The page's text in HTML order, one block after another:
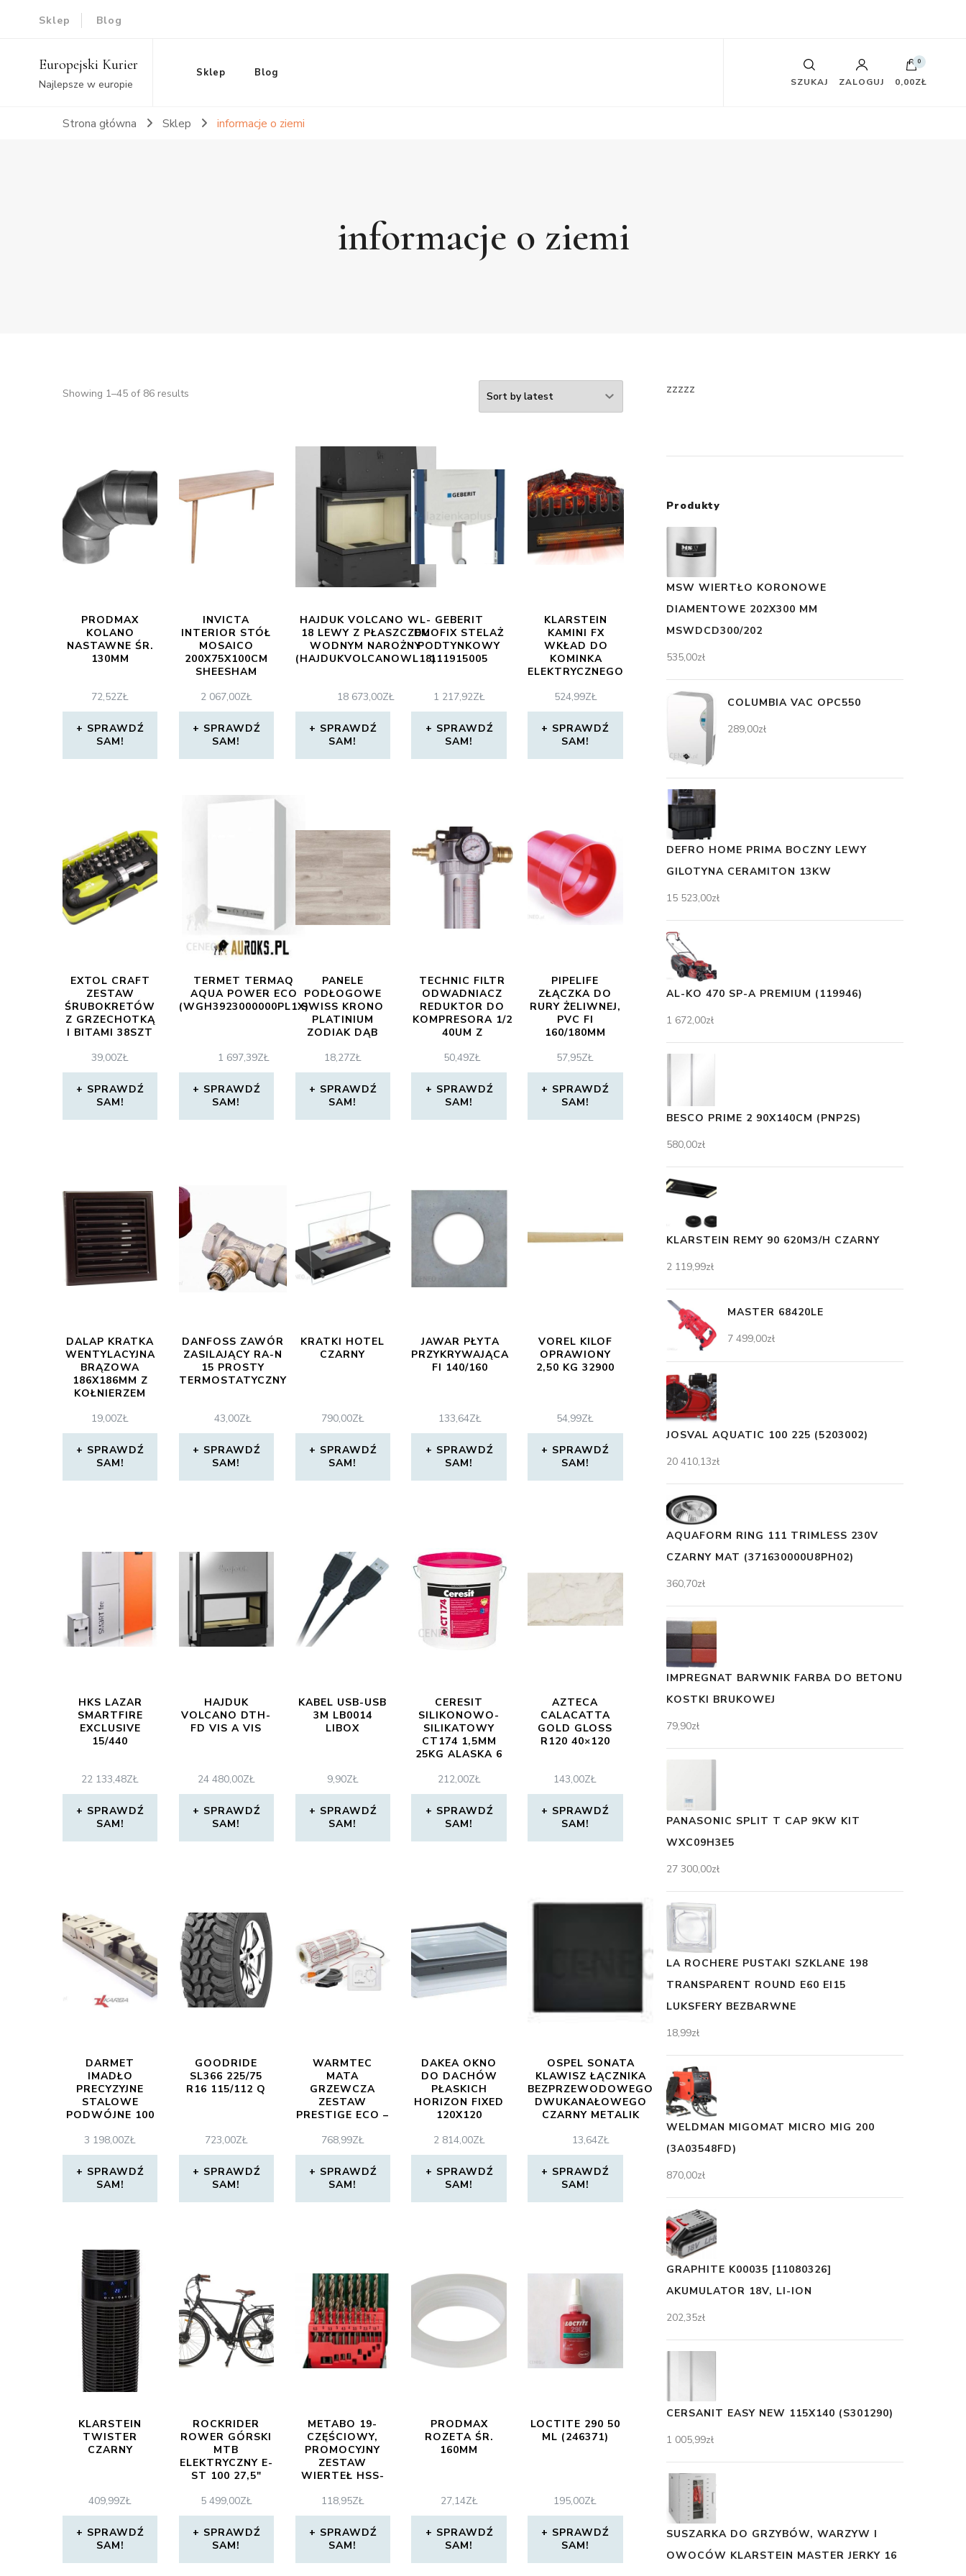
Sklep Blog
Europejski Kurier
Najlepsze w europie
Sklep Blog
SZUKAJ ZALOGUJ
0
0,00ZŁ
Strona główna Sklep informacje o ziemi
informacje o ziemi
Showing 1–45 of 86 results
PRODMAX
KOLANO
NASTAWNE ŚR.
130MM
72,52ZŁ
SPRAWDŹ
SAM!
INVICTA
INTERIOR STÓŁ
MOSAICO
200X75X100CM
SHEESHAM
2 067,00ZŁ
SPRAWDŹ
SAM!
HAJDUK VOLCANO WL-
18 LEWY Z PŁASZCZEM
WODNYM NAROŻNY
(HAJDUKVOLCANOWL18)
18 673,00ZŁ
SPRAWDŹ
SAM!
GEBERIT
DUOFIX STELAŻ
PODTYNKOWY
111915005
1 217,92ZŁ
SPRAWDŹ
SAM!
KLARSTEIN
KAMINI FX
WKŁAD DO
KOMINKA
ELEKTRYCZNEGO
524,99ZŁ
SPRAWDŹ
SAM!
EXTOL CRAFT
ZESTAW
ŚRUBOKRETÓW
Z GRZECHOTKĄ
I BITAMI 38SZT
39,00ZŁ
SPRAWDŹ
SAM!
TERMET TERMAQ
AQUA POWER ECO
(WGH3923000000PL1X)
1 697,39ZŁ
SPRAWDŹ
SAM!
PANELE
PODŁOGOWE
SWISS KRONO
PLATINIUM
ZODIAK DĄB
18,27ZŁ
SPRAWDŹ
SAM!
TECHNIC FILTR
ODWADNIACZ
REDUKTOR DO
KOMPRESORA 1/2
40UM Z
(AFR80440WS)
50,49ZŁ
SPRAWDŹ
SAM!
PIPELIFE
ZŁĄCZKA DO
RURY ŻELIWNEJ,
PVC FI
160/180MM
57,95ZŁ
SPRAWDŹ
SAM!
DALAP KRATKA
WENTYLACYJNA
BRĄZOWA
186X186MM Z
KOŁNIERZEM
19,00ZŁ
SPRAWDŹ
SAM!
DANFOSS ZAWÓR
ZASILAJĄCY RA-N
15 PROSTY
TERMOSTATYCZNY
43,00ZŁ
SPRAWDŹ
SAM!
KRATKI HOTEL
CZARNY
790,00ZŁ
SPRAWDŹ
SAM!
JAWAR PŁYTA
PRZYKRYWAJĄCA
FI 140/160
133,64ZŁ
SPRAWDŹ
SAM!
VOREL KILOF
OPRAWIONY
2,50 KG 32900
54,99ZŁ
SPRAWDŹ
SAM!
HKS LAZAR
SMARTFIRE
EXCLUSIVE
15/440
22 133,48ZŁ
SPRAWDŹ
SAM!
HAJDUK
VOLCANO DTH-
FD VIS A VIS
24 480,00ZŁ
SPRAWDŹ
SAM!
KABEL USB-USB
3M LB0014
LIBOX
9,90ZŁ
SPRAWDŹ
SAM!
CERESIT
SILIKONOWO-
SILIKATOWY
CT174 1,5MM
25KG ALASKA 6
212,00ZŁ
SPRAWDŹ
SAM!
AZTECA
CALACATTA
GOLD GLOSS
R120 40×120
143,00ZŁ
SPRAWDŹ
SAM!
DARMET
IMADŁO
PRECYZYJNE
STALOWE
PODWÓJNE 100
100/2×90
FPZD1002X90
3 198,00ZŁ
SPRAWDŹ
SAM!
GOODRIDE
SL366 225/75
R16 115/112 Q
723,00ZŁ
SPRAWDŹ
SAM!
WARMTEC
MATA
GRZEWCZA
ZESTAW
PRESTIGE ECO –
(0,5X8M)
768,99ZŁ
SPRAWDŹ
SAM!
DAKEA OKNO
DO DACHÓW
PŁASKICH
HORIZON FIXED
120X120
2 814,00ZŁ
SPRAWDŹ
SAM!
OSPEL SONATA
KLAWISZ ŁĄCZNIKA
BEZPRZEWODOWEGO
DWUKANAŁOWEGO
CZARNY METALIK
13,64ZŁ
SPRAWDŹ
SAM!
KLARSTEIN
TWISTER
CZARNY
409,99ZŁ
SPRAWDŹ
SAM!
ROCKRIDER
ROWER GÓRSKI
MTB
ELEKTRYCZNY E-
ST 100 27,5″
5 499,00ZŁ
SPRAWDŹ
SAM!
METABO 19-
CZĘŚCIOWY,
PROMOCYJNY
ZESTAW
WIERTEŁ HSS-
118,95ZŁ
SPRAWDŹ
SAM!
PRODMAX
ROZETA ŚR.
160MM
27,14ZŁ
SPRAWDŹ
SAM!
LOCTITE 290 50
ML (246371)
195,00ZŁ
SPRAWDŹ
SAM!
zzzzz
Produkty
MSW WIERTŁO KORONOWE
DIAMENTOWE 202X300 MM
MSWDCD300/202
535,00zł
COLUMBIA VAC OPC550
289,00zł
DEFRO HOME PRIMA BOCZNY LEWY
GILOTYNA CERAMITON 13KW
15 523,00zł
AL-KO 470 SP-A PREMIUM (119946)
1 672,00zł
BESCO PRIME 2 90X140CM (PNP2S)
580,00zł
KLARSTEIN REMY 90 620M3/H CZARNY
2 119,99zł
MASTER 68420LE
7 499,00zł
JOSVAL AQUATIC 100 225 (5203002)
20 410,13zł
AQUAFORM RING 111 TRIMLESS 230V
CZARNY MAT (371630000U8PH02)
360,70zł
IMPREGNAT BARWNIK FARBA DO BETONU
KOSTKI BRUKOWEJ
79,90zł
PANASONIC SPLIT T CAP 9KW KIT
WXC09H3E5
27 300,00zł
LA ROCHERE PUSTAKI SZKLANE 198
TRANSPARENT ROUND E60 EI15
LUKSFERY BEZBARWNE
18,99zł
WELDMAN MIGOMAT MICRO MIG 200
(3A03548FD)
870,00zł
GRAPHITE K00035 [11080326]
AKUMULATOR 18V, LI-ION
202,35zł
CERSANIT EASY NEW 115X140 (S301290)
1 005,99zł
SUSZARKA DO GRZYBÓW, WARZYW I
OWOCÓW KLARSTEIN MASTER JERKY 16